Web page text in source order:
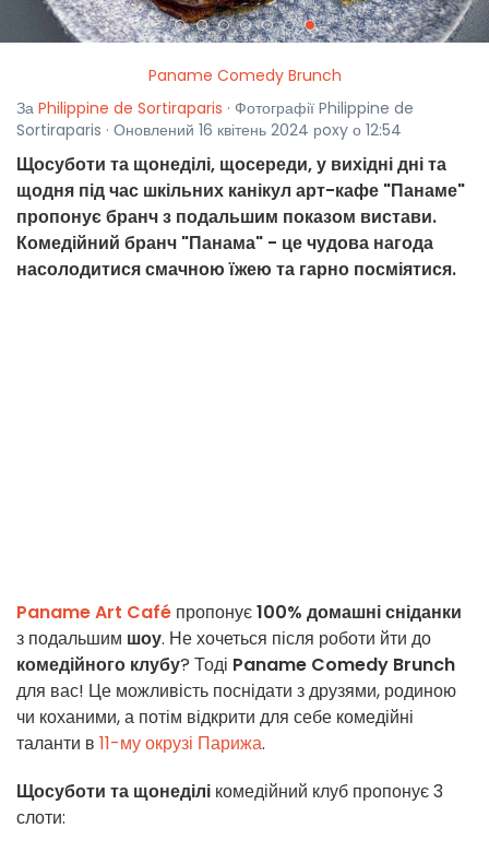
Paname Comedy Brunch
За Philippine de Sortiraparis · Фотографії Philippine de
Sortiraparis · Оновлений 16 квітень 2024 рoxy о 12:54
Щосуботи та щонеділі, щосереди, у вихідні дні та
щодня під час шкільних канікул арт-кафе "Панаме"
пропонує бранч з подальшим показом вистави.
Комедійний бранч "Панама" - це чудова нагода
насолодитися смачною їжею та гарно посміятися.
Paname Art Café пропонує100% домашні сніданки
з подальшим шоу. Не хочеться після роботи йти до
комедійного клубу? Тоді Paname Comedy Brunch
для вас! Це можливість поснідати з друзями, родиною
чи коханими, а потім відкрити для себе комедійні
таланти в 11-му окрузі Парижа.
Щосуботи та щонеділі комедійний клуб пропонує 3
слоти: